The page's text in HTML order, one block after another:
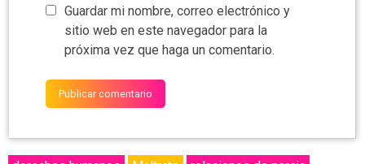
Guardar mi nombre, correo electrónico y
sitio web en este navegador para la
próxima vez que haga un comentario.